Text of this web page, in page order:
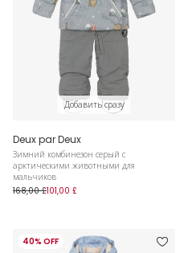
Добавить сразу
Deux par Deux
Зимний комбинезон серый с
арктическими животными для
мальчиков
168,00 £101,00 £
40% OFF